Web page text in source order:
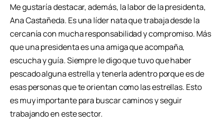
Me gustaría destacar, además, la labor de la presidenta,
Ana Castañeda. Es una líder nata que trabaja desde la
cercanía con mucha responsabilidad y compromiso. Más
que una presidenta es una amiga que acompaña,
escucha y guía. Siempre le digo que tuvo que haber
pescado alguna estrella y tenerla adentro porque es de
esas personas que te orientan como las estrellas. Esto
es muy importante para buscar caminos y seguir
trabajando en este sector.